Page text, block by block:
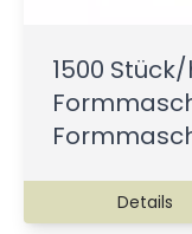
1500
Details